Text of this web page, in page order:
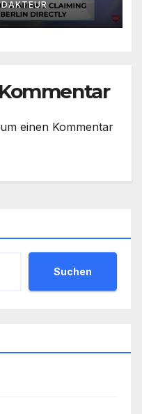
droht mit
einen Kommentar
Suchen